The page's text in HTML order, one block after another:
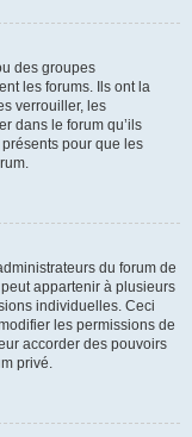
des groupes
les forums. Ils ont la
verrouiller, les
dans le forum qu’ils
pour que les
du forum de
appartenir à plusieurs
individuelles. Ceci
les permissions de
accorder des pouvoirs
privé.